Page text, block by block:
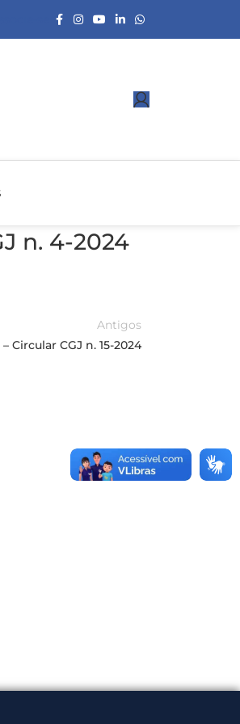
n. 4-2024
Antigos
Circular CGJ n. 15-2024